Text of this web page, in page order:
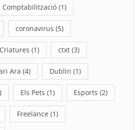
Comptabilització (1)
coronavirus (5)
Criatures (1) ctxt (3)
Ara (4) Dublin (1)
Els Pets (1) Esports (2)
Freelance (1)